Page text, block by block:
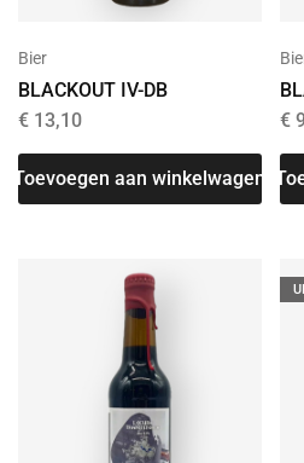
Bier
BLACKOUT IV-DB
€ 13,10
Toevoegen aan winkelwagen
€